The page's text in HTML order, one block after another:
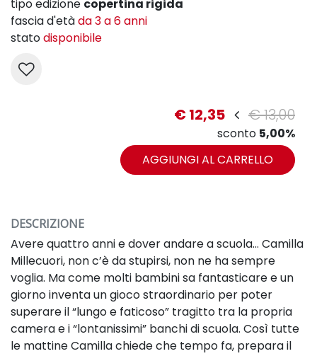
tipo edizione copertina rigida
fascia d'etàda 3 a 6 anni
statodisponibile
€ 12,35 € 13,00
sconto 5,00%
AGGIUNGI AL CARRELLO
DESCRIZIONE
Avere quattro anni e dover andare a scuola… Camilla
Millecuori, non c’è da stupirsi, non ne ha sempre
voglia. Ma come molti bambini sa fantasticare e un
giorno inventa un gioco straordinario per poter
superare il “lungo e faticoso” tragitto tra la propria
camera e i “lontanissimi” banchi di scuola. Così tutte
le mattine Camilla chiede che tempo fa, prepara il